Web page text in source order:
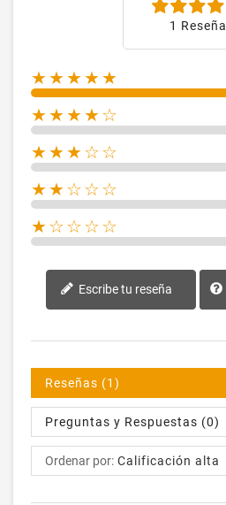
1 Reseña
★★★★★
★★★★☆
★★★☆☆
★★☆☆☆
★☆☆☆☆
Escribe tu reseña
Reseñas (1)
Preguntas y Respuestas (0)
Ordenar por: Calificación alta